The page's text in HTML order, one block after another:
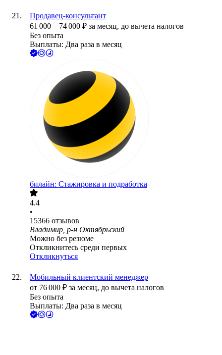
Продавец-консультант
61 000 – 74 000 ₽ за месяц, до вычета налогов
Без опыта
Выплаты: Два раза в месяц
билайн: Стажировка и подработка
4.4
•
15366 отзывов
Владимир, р-н Октябрьский
Можно без резюме
Откликнитесь среди первых
Откликнуться
Мобильный клиентский менеджер
от 76 000 ₽ за месяц, до вычета налогов
Без опыта
Выплаты: Два раза в месяц